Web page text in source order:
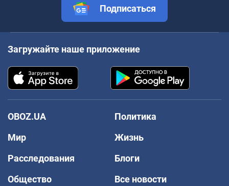
Подписаться
Загружайте наше приложение
OBOZ.UA
Политика
Мир
Жизнь
Расследования
Блоги
Общество
Все новости